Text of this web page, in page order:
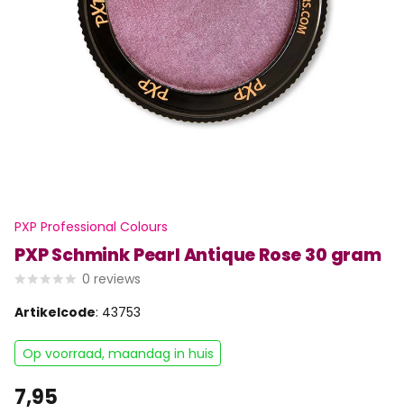
PXP Professional Colours
PXP Schmink Pearl Antique Rose 30 gram
0 reviews
Artikelcode: 43753
Op voorraad, maandag in huis
7,95